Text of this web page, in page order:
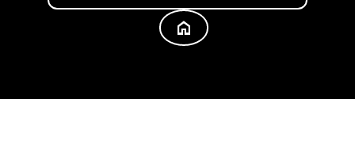
HOME